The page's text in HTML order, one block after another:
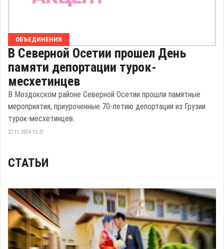
ОБЪЕДИНЕНИЯ
В Северной Осетии прошел День
памяти депортации турок-
месхетинцев
В Моздокском районе Северной Осетии прошли памятные
мероприятия, приуроченные 70-летию депортации из Грузии
турок-месхетинцев.
27.11.2014 15:21
СТАТЬИ